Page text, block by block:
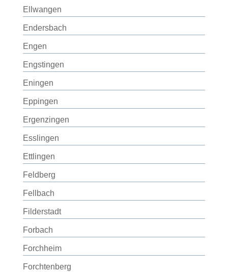
Ellwangen
Endersbach
Engen
Engstingen
Eningen
Eppingen
Ergenzingen
Esslingen
Ettlingen
Feldberg
Fellbach
Filderstadt
Forbach
Forchheim
Forchtenberg